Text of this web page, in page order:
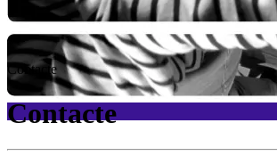
Contacte
Contacte